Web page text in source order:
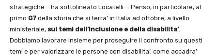
strategiche – ha sottolineato Locatelli -. Penso, in particolare, al
primo G7 della storia che si terra’ in Italia ad ottobre, a livello
ministeriale, sui temi dell’inclusione e della disabilita’.
Dobbiamo lavorare insieme per proseguire il confronto su questi
temi e per valorizzare le persone con disabilita’, come accadra’